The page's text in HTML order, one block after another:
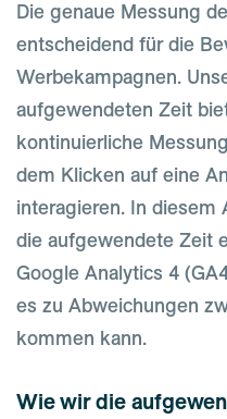
Die genaue Messung
entscheidend für die
Werbekampagnen.
aufgewendeten Zeit
kontinuierliche
dem Klicken auf eine
interagieren. In diesem
die aufgewendete Zeit
Google Analytics 4
es zu Abweichungen
kommen kann.
Wie wir die